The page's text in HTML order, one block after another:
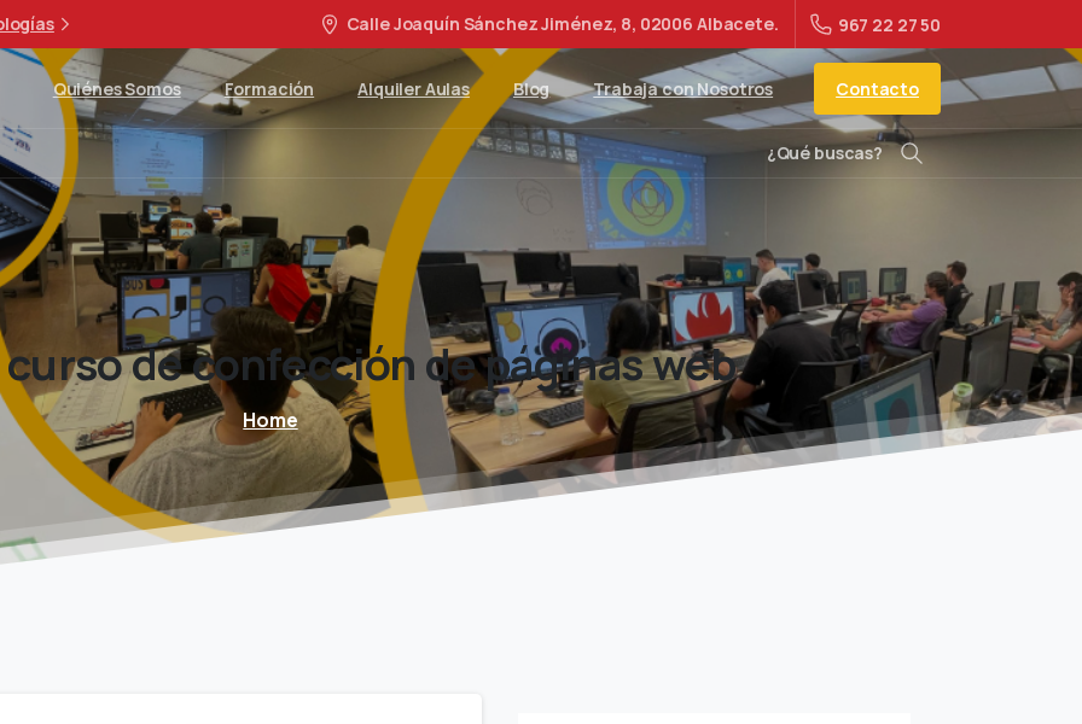
Calle Joaquín Sánchez Jiménez, 8, 02006 Albacete. 967 22 27 50
Quiénes Somos Formación Alquiler Aulas Blog Trabaja con Nosotros Contacto
¿Qué buscas?
Buscar
cursodeconfección depáginasweb
Home